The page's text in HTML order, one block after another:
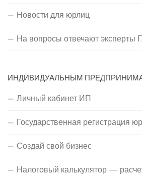
Новости для юрлиц
На вопросы отвечают эксперты
ИНДИВИДУАЛЬНЫМ
Личный кабинет ИП
Государственная регистрация
Создай свой бизнес
Налоговый калькулятор —